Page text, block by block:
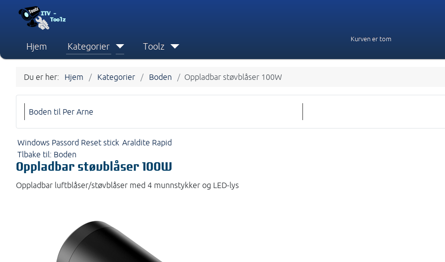
Hjem Kategorier Toolz
Kurven er tom
Du er her: Hjem Kategorier Boden Oppladbar støvblåser 100W
Boden til Per Arne
Windows Passord Reset stick Araldite Rapid
Tlbake til: Boden
Oppladbar støvblåser 100W
Oppladbar luftblåser/støvblåser med 4 munnstykker og LED-lys